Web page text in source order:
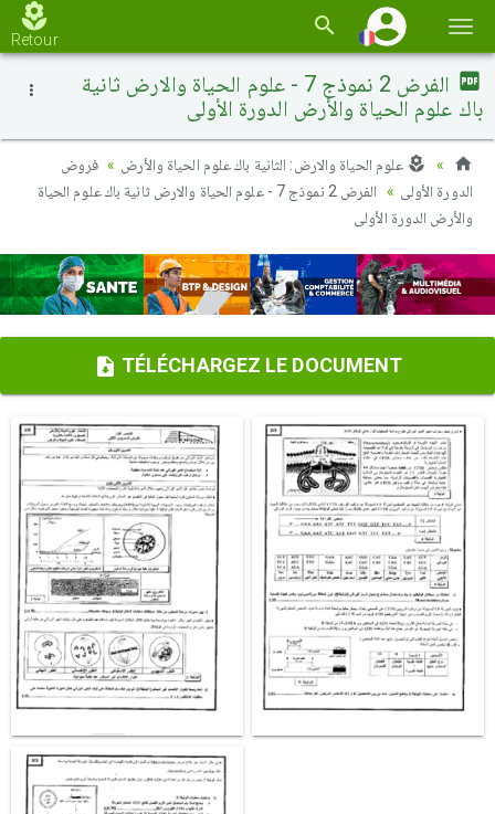
la
Retour
الفرض 2 نموذج 7 - علوم الحياة والارض ثانية
باك علوم الحياة والأرض الدورة الأولى
علوم الحياة والارض: الثانية باك علوم الحياة والأرض
فروض
الدورة الأولى
الفرض 2 نموذج 7 - علوم الحياة والارض ثانية باك علوم الحياة
والأرض الدورة الأولى
TÉLÉCHARGEZ LE DOCUMENT